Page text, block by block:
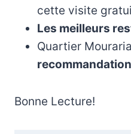
cette visite
Les meilleurs
Quartier
recommandation
Bonne Lecture!